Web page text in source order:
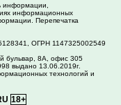
информации,
информационных
Перепечатка
ОГРН 1147325002549
бульвар, 8А, офис 305
выдано 13.06.2019г.
технологий и
18+